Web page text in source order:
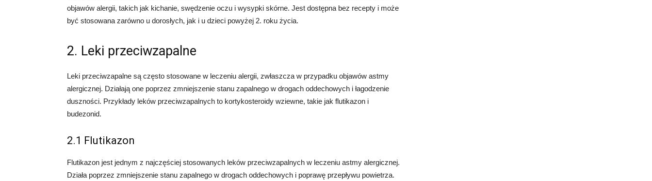
objawów alergii, takich jak kichanie, swędzenie oczu i wysypki skórne. Jest dostępna bez recepty i może
być stosowana zarówno u dorosłych, jak i u dzieci powyżej 2. roku życia.
2. Leki przeciwzapalne
Leki przeciwzapalne są często stosowane w leczeniu alergii, zwłaszcza w przypadku objawów astmy
alergicznej. Działają one poprzez zmniejszenie stanu zapalnego w drogach oddechowych i łagodzenie
duszności. Przykłady leków przeciwzapalnych to kortykosteroidy wziewne, takie jak flutikazon i
budezonid.
2.1 Flutikazon
Flutikazon jest jednym z najczęściej stosowanych leków przeciwzapalnych w leczeniu astmy alergicznej.
Działa poprzez zmniejszenie stanu zapalnego w drogach oddechowych i poprawę przepływu powietrza.